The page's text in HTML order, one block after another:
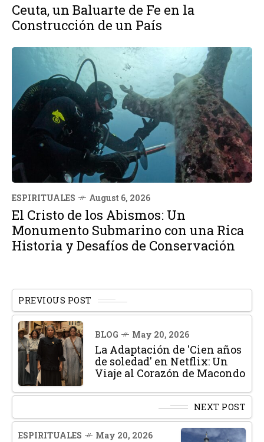
Ceuta, un Baluarte de Fe en la
Construcción de un País
ESPIRITUALES August 6, 2026
El Cristo de los Abismos: Un
Monumento Submarino con una Rica
Historia y Desafíos de Conservación
PREVIOUS POST
BLOG May 20, 2026
La Adaptación de 'Cien años
de soledad' en Netflix: Un
Viaje al Corazón de Macondo
NEXT POST
ESPIRITUALES May 20, 2026